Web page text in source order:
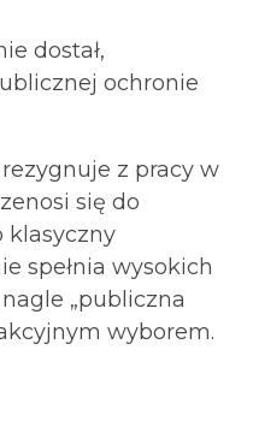
dostał,
ochronie
z pracy w
się do
klasyczny
spełnia wysokich
„publiczna
wyborem.